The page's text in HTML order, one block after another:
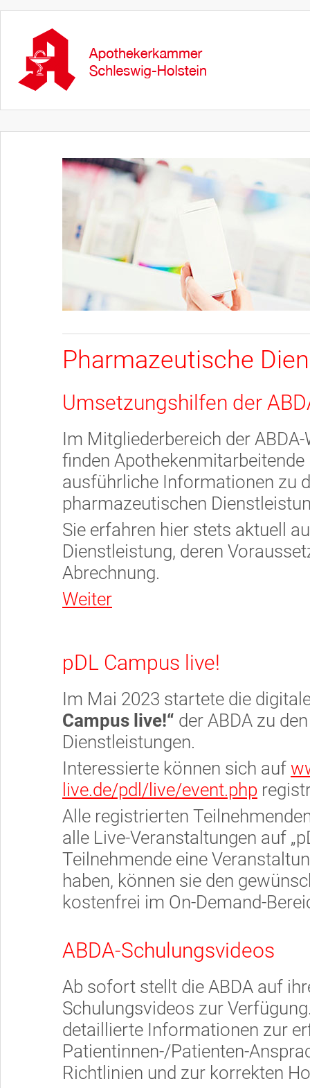
Pharmazeutische
Umsetzungshilfen der
Im Mitgliederbereich der ABDA-
finden Apothekenmitarbeitende
ausführliche Informationen zu
pharmazeutischen
Sie erfahren hier stets aktuell
Dienstleistung, deren
Abrechnung.
Weiter
pDL Campus live!
Im Mai 2023 startete die
Campus live!“ der ABDA zu
Dienstleistungen.
Interessierte können sich auf
live.de/pdl/live/event.php
Alle registrierten
alle Live-Veranstaltungen auf
Teilnehmende eine
haben, können sie den
kostenfrei im On-Demand-
ABDA-Schulungsvideos
Ab sofort stellt die ABDA auf
Schulungsvideos zur
detaillierte Informationen zur
Patientinnen-/Patienten-
Richtlinien und zur korrekten